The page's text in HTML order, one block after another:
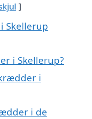
Skellerup
i Skellerup?
i
i de